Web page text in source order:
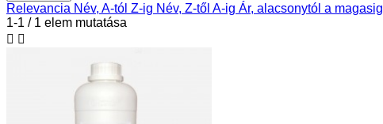
Relevancia Név, A-tól Z-ig Név, Z-től A-ig Ár, alacsonytól a magasig
1-1 / 1 elem mutatása
 